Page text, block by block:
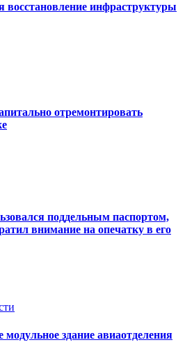
восстановление инфраструктуры
отремонтировать
поддельным паспортом,
внимание на опечатку в его
здание авиаотделения